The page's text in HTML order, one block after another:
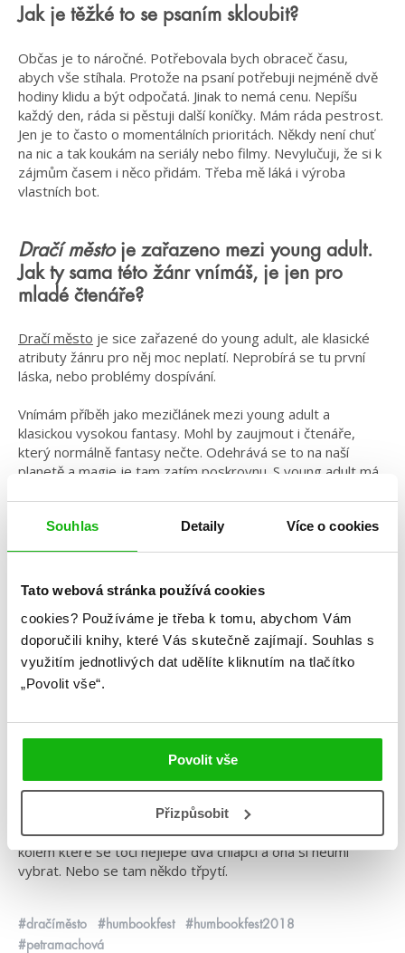
Souhlas Detaily Více o cookies
Tato webová stránka používá cookies
cookies? Používáme je třeba k tomu, abychom Vám
doporučili knihy, které Vás skutečně zajímají. Souhlas s
využitím jednotlivých dat udělíte kliknutím na tlačítko
„Povolit vše“.
Povolit vše
Přizpůsobit
Jak je těžké to se psaním skloubit?
Občas je to náročné. Potřebovala bych obraceč času,
abych vše stíhala. Protože na psaní potřebuji nejméně dvě
hodiny klidu a být odpočatá. Jinak to nemá cenu. Nepíšu
každý den, ráda si pěstuji další koníčky. Mám ráda pestrost.
Jen je to často o momentálních prioritách. Někdy není chuť
na nic a tak koukám na seriály nebo filmy. Nevylučuji, že si k
zájmům časem i něco přidám. Třeba mě láká i výroba
vlastních bot.
Dračí městoje zařazeno mezi young adult.
Jak ty sama této žánr vnímáš, je jen pro
mladé čtenáře?
Dračí město je sice zařazené do young adult, ale klasické
atributy žánru pro něj moc neplatí. Neprobírá se tu první
láska, nebo problémy dospívání.
Vnímám příběh jako mezičlánek mezi young adult a
klasickou vysokou fantasy. Mohl by zaujmout i čtenáře,
který normálně fantasy nečte. Odehrává se to na naší
planetě a magie je tam zatím poskrovnu. S young adult má
Vnímám young adult, hlavně tedy v oblasti fantasy, jako
adult primárně jednoduchá, to ne. Záleží, jak si s tím autor
do příběhu lehce ponoříte. To na young adult miluji. Svižnost
s pestrost, dobrodružnost, nové světy, hrdiny, kteří se
jako hrdinové nenarodili, ale musí si najít vlastní cestu.
Často opustí svou rodinu, dosavadní život…
Každý si v young adult může najít příběh, který ho osloví. Je
to docela široký žánr, kde se najdou příběhy od
zamilovaných puberťaček, po vražedkyně, zbojníky a mladé
mágy, kteří se učí ovládat své schopnosti. Tento žánr má
stále co nabídnout. Jen je potřeba se příběhu věnovat, aby
nesklouzl k opakovanému klišé. Je pak škoda, že si čtenář při
zmínce o young adult fantasy představí naivní hrdinku,
kolem které se točí nejlépe dva chlapci a ona si neumí
vybrat. Nebo se tam někdo třpytí.
#dračíměsto #humbookfest
#humbookfest2018
#petramachová